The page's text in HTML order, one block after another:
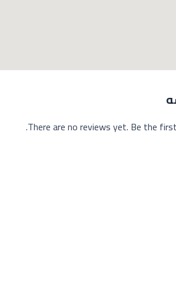
There are no reviews yet. Be the